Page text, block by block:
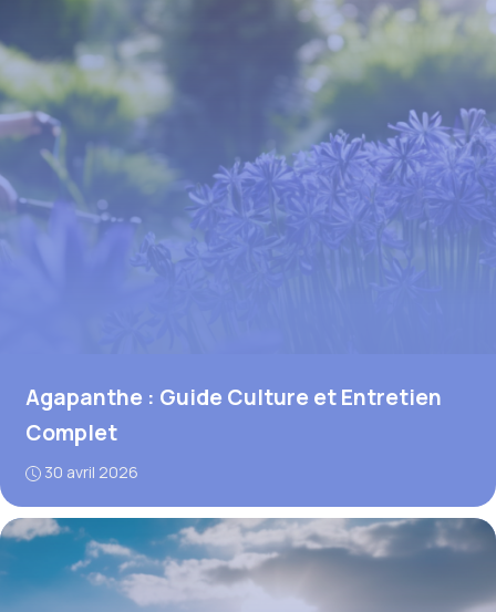
Agapanthe : Guide Culture et Entretien
Complet
30 avril 2026